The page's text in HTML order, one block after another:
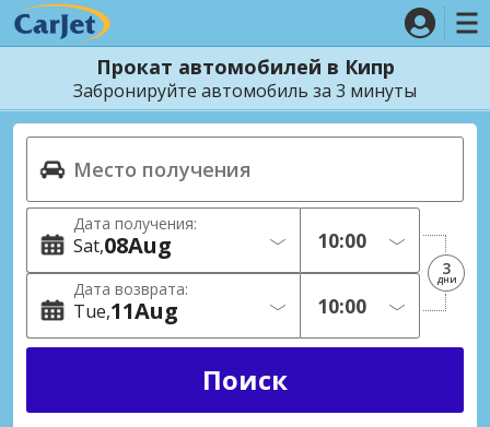
Прокат автомобилей в Кипр
Забронируйте автомобиль за 3 минуты
Дата получения:
Sat 08Aug
Дата возврата:
Tue 11Aug
3
дни